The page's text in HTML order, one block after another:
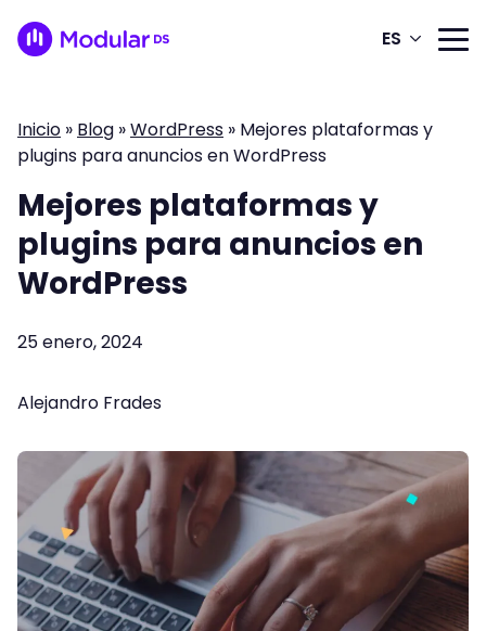
ES
Inicio » Blog »WordPress » Mejores plataformas y
plugins para anuncios en WordPress
Mejores plataformas y
plugins para anuncios en
WordPress
25 enero, 2024
Alejandro Frades